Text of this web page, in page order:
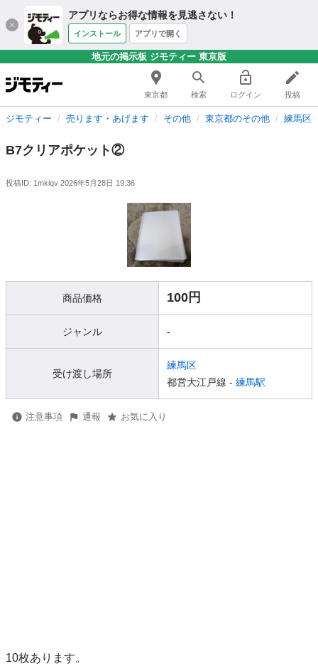
アプリならお得な情報を見逃さない！
インストール アプリで開く
地元の掲示板 ジモティー 東京版
東京都 検索 ログイン 投稿
ジモティー 売ります・あげます その他 東京都のその他 練馬区
B7クリアポケット②
投稿ID: 1mkiqv 2026年5月28日 19:36
商品価格 100円
ジャンル -
受け渡し場所
練馬区
都営大江戸線 - 練馬駅
注意事項 通報 お気に入り
10枚あります。